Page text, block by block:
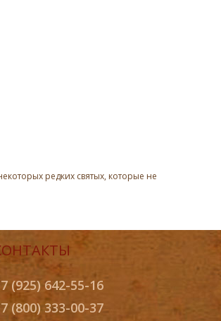
редких святых, которые не
(925) 642-55-16
(800) 333-00-37